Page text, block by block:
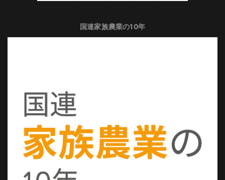
国連家族農業の10年